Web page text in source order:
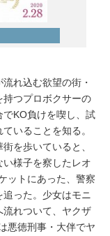
れ込む欲望の街・
つプロボクサーの
KO負けを喫し、試
いることを知る。
を歩いていると、
様子を察したレオ
ットにあった、警察
った。少女はモニ
れついて、ヤクザ
悪徳刑事・大伴でヤ